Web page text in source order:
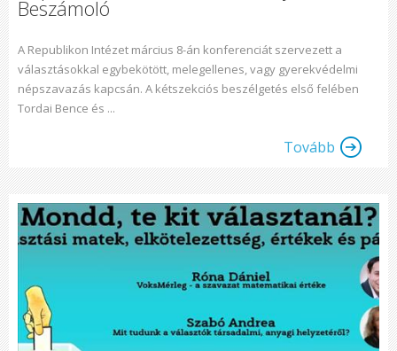
Beszámoló
A Republikon Intézet március 8-án konferenciát szervezett a
választásokkal egybekötött, melegellenes, vagy gyerekvédelmi
népszavazás kapcsán. A kétszekciós beszélgetés első felében
Tordai Bence és ...
Tovább